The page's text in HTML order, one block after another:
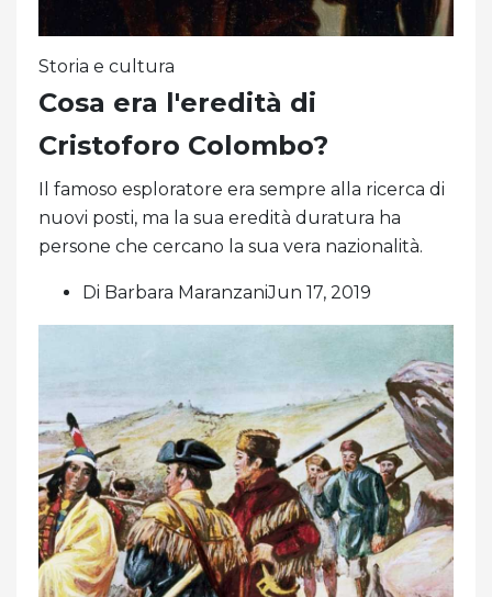
Storia e cultura
Cosa era l'eredità di
Cristoforo Colombo?
Il famoso esploratore era sempre alla ricerca di
nuovi posti, ma la sua eredità duratura ha
persone che cercano la sua vera nazionalità.
Di Barbara MaranzaniJun 17, 2019